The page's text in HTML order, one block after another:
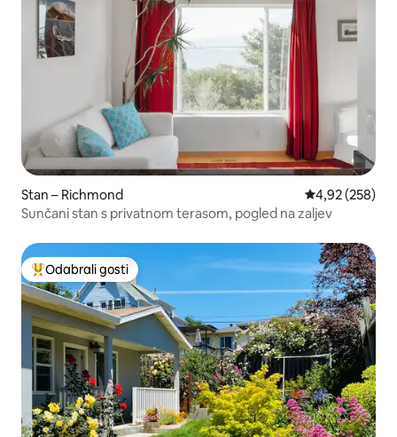
Stan – Richmond Prosječna
4,92 (258)
Sunčani stan s privatnom terasom, pogled na zaljev
Među najviše rangiranima s oznakom „Odabrali gosti”
Odabrali gosti